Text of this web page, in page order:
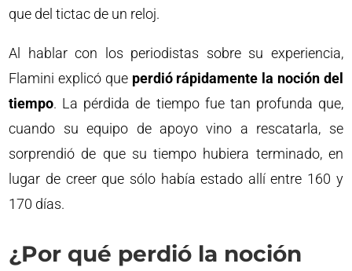
que del tictac de un reloj.
Al hablar con los periodistas sobre su experiencia,
Flamini explicó que perdió rápidamente la noción del
tiempo. La pérdida de tiempo fue tan profunda que,
cuando su equipo de apoyo vino a rescatarla, se
sorprendió de que su tiempo hubiera terminado, en
lugar de creer que sólo había estado allí entre 160 y
170 días.
¿Por qué perdió la noción